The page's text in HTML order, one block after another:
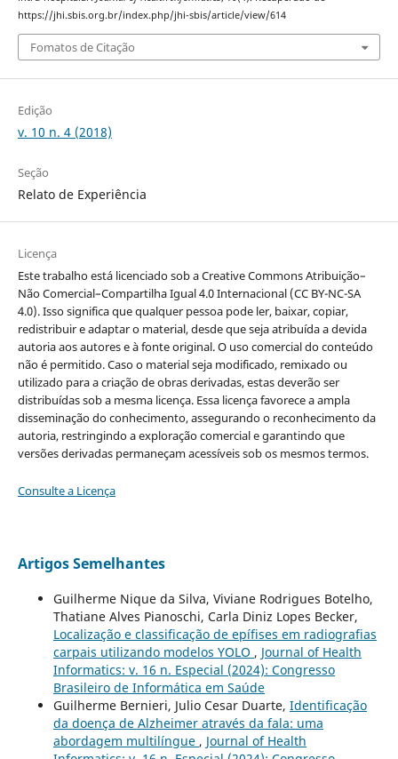
https://jhi.sbis.org.br/index.php/jhi-sbis/article/view/614
Fomatos de Citação
Edição
v. 10 n. 4 (2018)
Seção
Relato de Experiência
Licença
Este trabalho está licenciado sob a Creative Commons Atribuição–
Não Comercial–Compartilha Igual 4.0 Internacional (CC BY-NC-SA
4.0). Isso significa que qualquer pessoa pode ler, baixar, copiar,
redistribuir e adaptar o material, desde que seja atribuída a devida
autoria aos autores e à fonte original. O uso comercial do conteúdo
não é permitido. Caso o material seja modificado, remixado ou
utilizado para a criação de obras derivadas, estas deverão ser
distribuídas sob a mesma licença. Essa licença favorece a ampla
disseminação do conhecimento, assegurando o reconhecimento da
autoria, restringindo a exploração comercial e garantindo que
versões derivadas permaneçam acessíveis sob os mesmos termos.
Consulte a Licença
Artigos Semelhantes
Guilherme Nique da Silva, Viviane Rodrigues Botelho,
Thatiane Alves Pianoschi, Carla Diniz Lopes Becker,
Localização e classificação de epífises em radiografias
carpais utilizando modelos YOLO , Journal of Health
Informatics: v. 16 n. Especial (2024): Congresso
Brasileiro de Informática em Saúde
Guilherme Bernieri, Julio Cesar Duarte, Identificação
da doença de Alzheimer através da fala: uma
abordagem multilíngue , Journal of Health